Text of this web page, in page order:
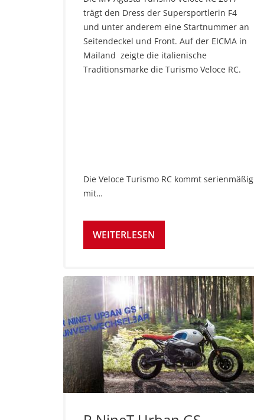
trägt den Dress der Supersportlerin F4
und unter anderem eine Startnummer an
Seitendeckel und Front. Auf der EICMA in
Mailand zeigte die italienische
Traditionsmarke die Turismo Veloce RC.
Die Veloce Turismo RC kommt serienmäßig
mit…
WEITERLESEN